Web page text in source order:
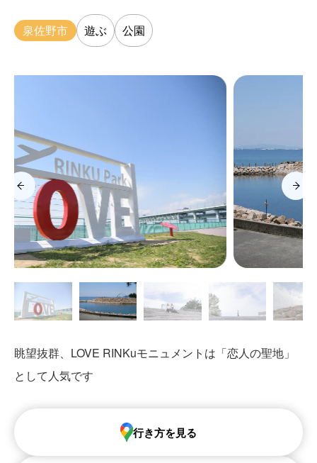
泉佐野市 遊ぶ 公園
眺望抜群、LOVE RINKuモニュメントは「恋人の聖地」
として人気です
行き方を見る